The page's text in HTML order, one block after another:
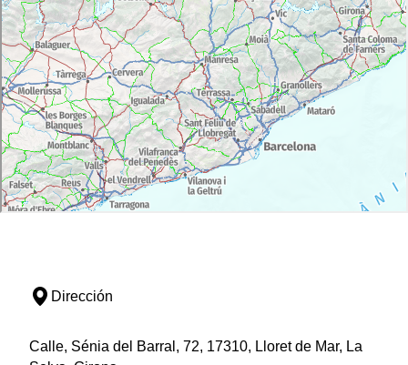
Dirección
Calle, Sénia del Barral, 72, 17310, Lloret de Mar, La